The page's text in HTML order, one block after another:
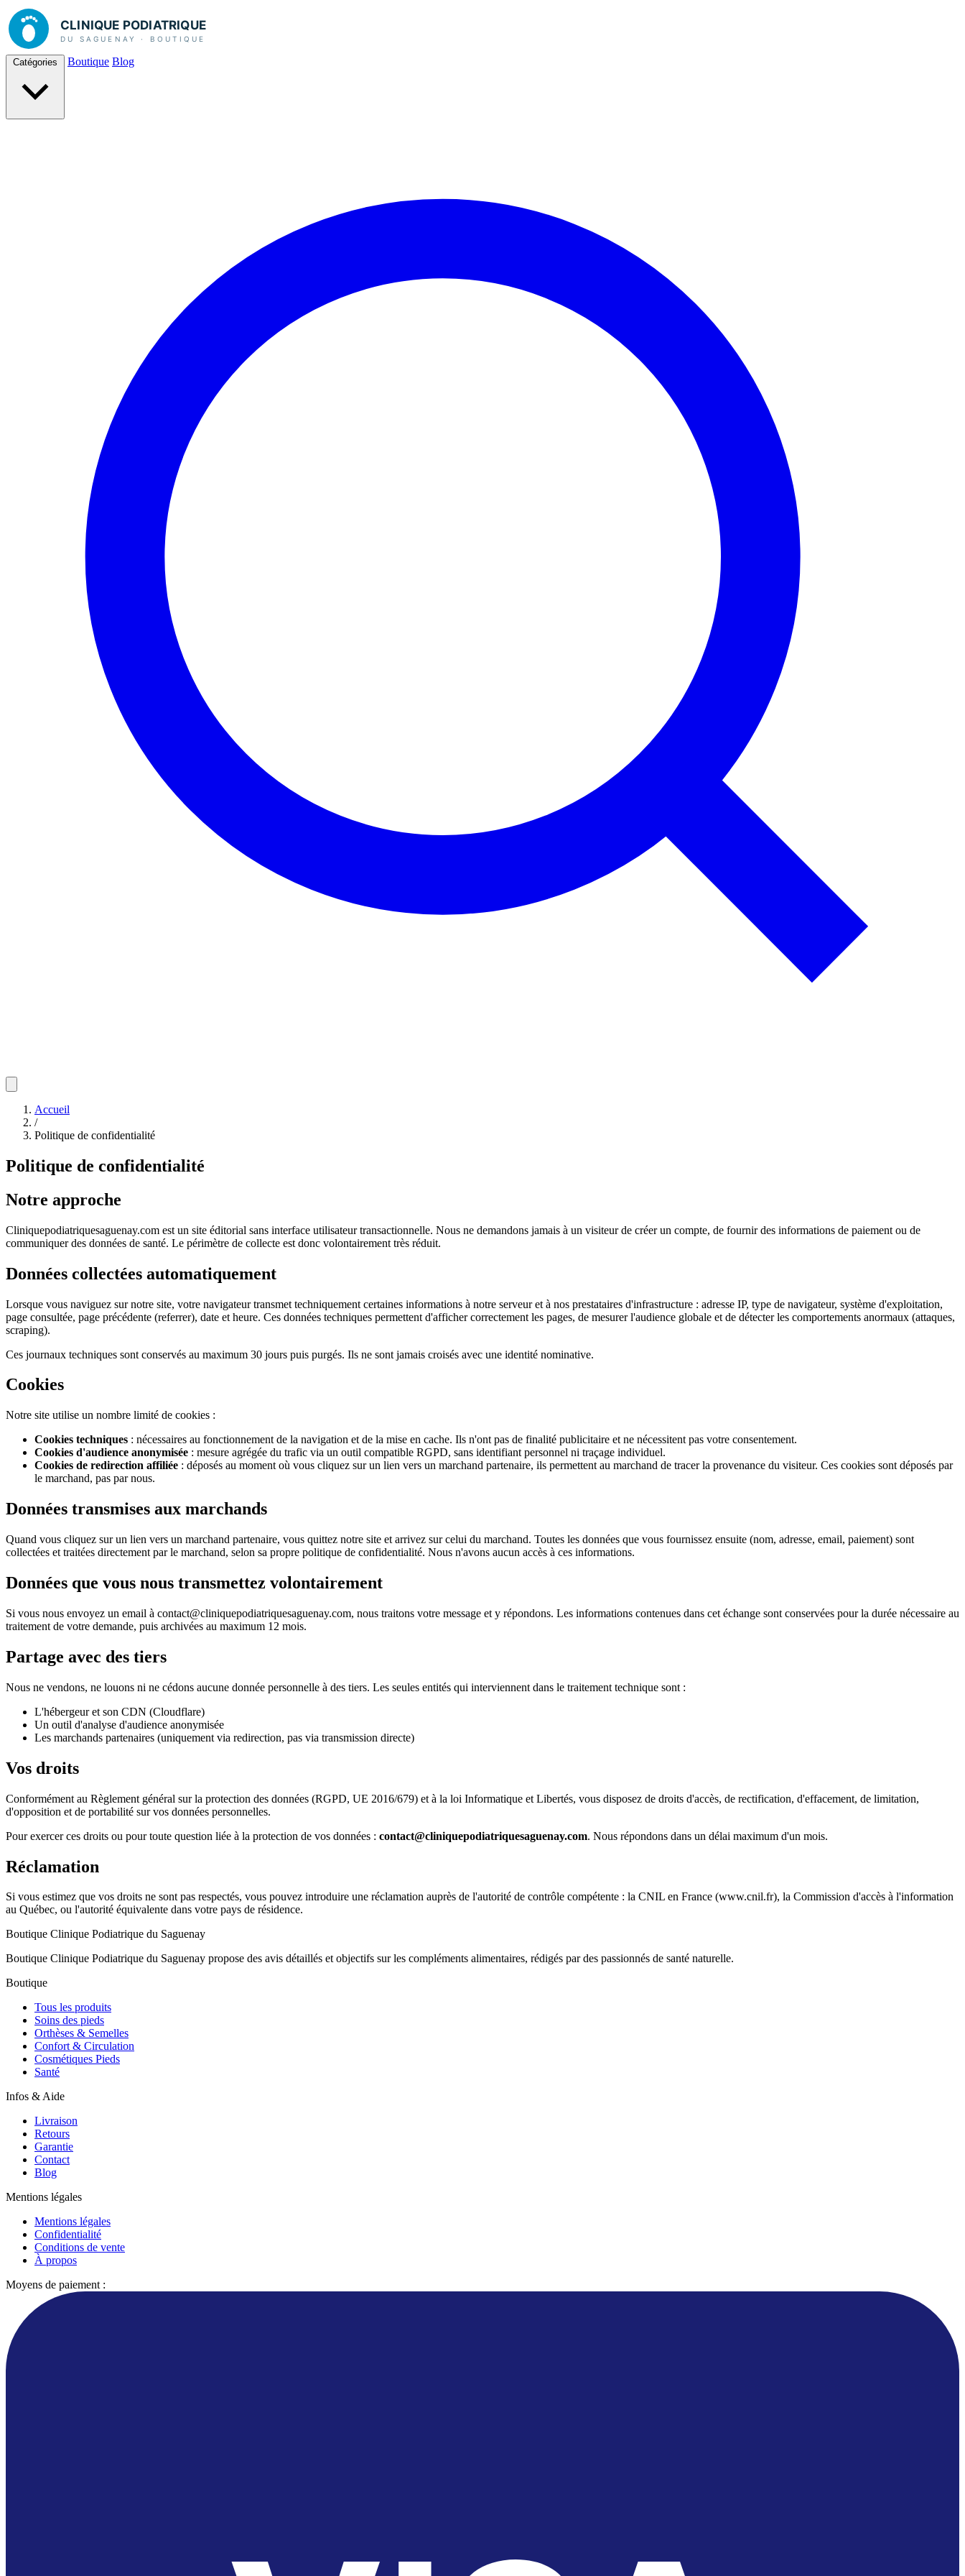
Catégories Boutique Blog
Accueil
/
Politique de confidentialité
Politique de confidentialité
Notre approche
Cliniquepodiatriquesaguenay.com est un site éditorial sans interface utilisateur transactionnelle. Nous ne demandons jamais à un visiteur de créer un compte, de fournir des informations de paiement ou de
communiquer des données de santé. Le périmètre de collecte est donc volontairement très réduit.
Données collectées automatiquement
Lorsque vous naviguez sur notre site, votre navigateur transmet techniquement certaines informations à notre serveur et à nos prestataires d'infrastructure : adresse IP, type de navigateur, système d'exploitation,
page consultée, page précédente (referrer), date et heure. Ces données techniques permettent d'afficher correctement les pages, de mesurer l'audience globale et de détecter les comportements anormaux (attaques,
scraping).
Ces journaux techniques sont conservés au maximum 30 jours puis purgés. Ils ne sont jamais croisés avec une identité nominative.
Cookies
Notre site utilise un nombre limité de cookies :
Cookies techniques : nécessaires au fonctionnement de la navigation et de la mise en cache. Ils n'ont pas de finalité publicitaire et ne nécessitent pas votre consentement.
Cookies d'audience anonymisée : mesure agrégée du trafic via un outil compatible RGPD, sans identifiant personnel ni traçage individuel.
Cookies de redirection affiliée : déposés au moment où vous cliquez sur un lien vers un marchand partenaire, ils permettent au marchand de tracer la provenance du visiteur. Ces cookies sont déposés par
le marchand, pas par nous.
Données transmises aux marchands
Quand vous cliquez sur un lien vers un marchand partenaire, vous quittez notre site et arrivez sur celui du marchand. Toutes les données que vous fournissez ensuite (nom, adresse, email, paiement) sont
collectées et traitées directement par le marchand, selon sa propre politique de confidentialité. Nous n'avons aucun accès à ces informations.
Données que vous nous transmettez volontairement
Si vous nous envoyez un email à contact@cliniquepodiatriquesaguenay.com, nous traitons votre message et y répondons. Les informations contenues dans cet échange sont conservées pour la durée nécessaire au
traitement de votre demande, puis archivées au maximum 12 mois.
Partage avec des tiers
Nous ne vendons, ne louons ni ne cédons aucune donnée personnelle à des tiers. Les seules entités qui interviennent dans le traitement technique sont :
L'hébergeur et son CDN (Cloudflare)
Un outil d'analyse d'audience anonymisée
Les marchands partenaires (uniquement via redirection, pas via transmission directe)
Vos droits
Conformément au Règlement général sur la protection des données (RGPD, UE 2016/679) et à la loi Informatique et Libertés, vous disposez de droits d'accès, de rectification, d'effacement, de limitation,
d'opposition et de portabilité sur vos données personnelles.
Pour exercer ces droits ou pour toute question liée à la protection de vos données : contact@cliniquepodiatriquesaguenay.com. Nous répondons dans un délai maximum d'un mois.
Réclamation
Si vous estimez que vos droits ne sont pas respectés, vous pouvez introduire une réclamation auprès de l'autorité de contrôle compétente : la CNIL en France (www.cnil.fr), la Commission d'accès à l'information
au Québec, ou l'autorité équivalente dans votre pays de résidence.
Boutique Clinique Podiatrique du Saguenay
Boutique Clinique Podiatrique du Saguenay propose des avis détaillés et objectifs sur les compléments alimentaires, rédigés par des passionnés de santé naturelle.
Boutique
Tous les produits
Soins des pieds
Orthèses & Semelles
Confort & Circulation
Cosmétiques Pieds
Santé
Infos & Aide
Livraison
Retours
Garantie
Contact
Blog
Mentions légales
Mentions légales
Confidentialité
Conditions de vente
À propos
Moyens de paiement :